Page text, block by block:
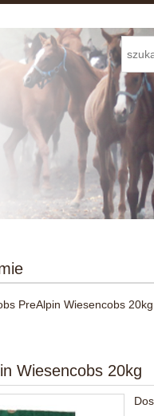
PreAlpin Wiesencobs 20kg
Wiesencobs 20kg